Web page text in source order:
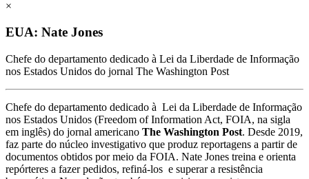
×
EUA: Nate Jones
Chefe do departamento dedicado à Lei da Liberdade de Informação
nos Estados Unidos do jornal The Washington Post
Chefe do departamento dedicado à Lei da Liberdade de Informação
nos Estados Unidos (Freedom of Information Act, FOIA, na sigla
em inglês) do jornal americano The Washington Post. Desde 2019,
faz parte do núcleo investigativo que produz reportagens a partir de
documentos obtidos por meio da FOIA. Nate Jones treina e orienta
repórteres a fazer pedidos, refiná-los e superar a resistência